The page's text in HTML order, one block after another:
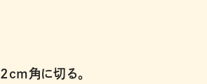
角に切る。